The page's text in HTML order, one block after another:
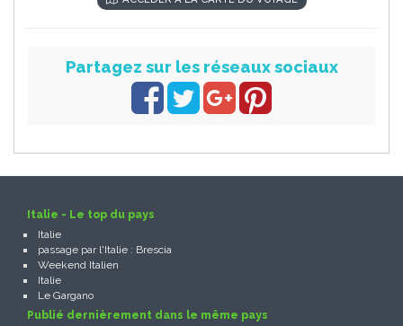
Partagez sur les réseaux sociaux
Italie - Le top du pays
Italie
passage par l'Italie : Brescia
Weekend Italien
Italie
Le Gargano
Publié dernièrement dans le même pays